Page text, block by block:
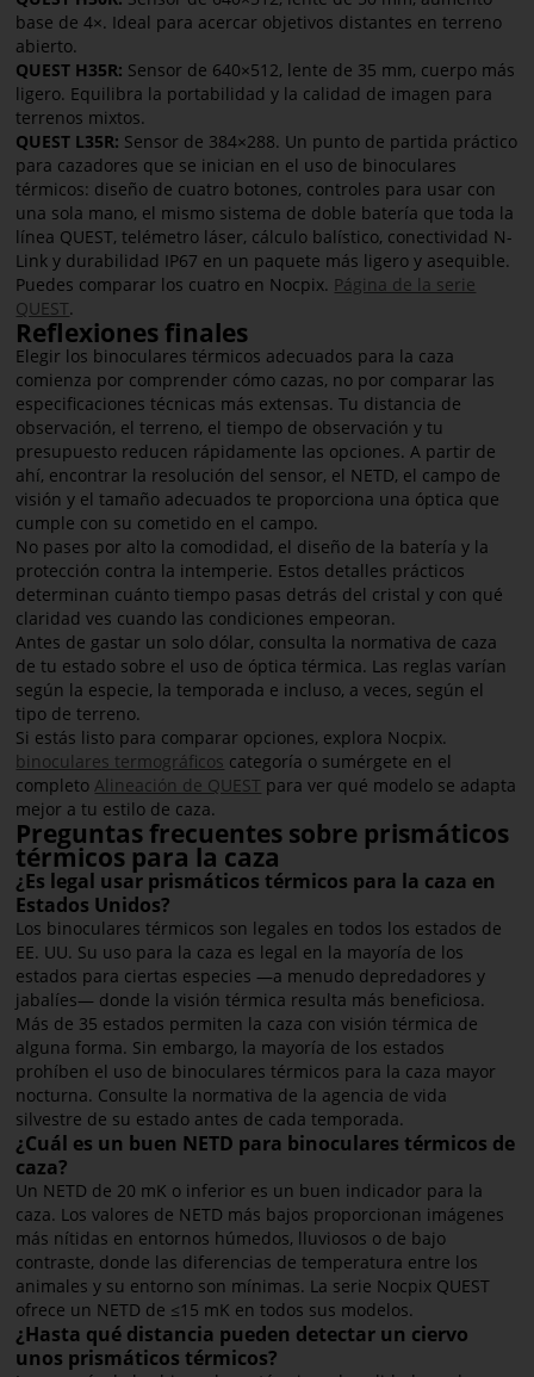
base de 4×. Ideal para acercar objetivos distantes en terreno
abierto.
QUEST H35R: Sensor de 640×512, lente de 35 mm, cuerpo más
ligero. Equilibra la portabilidad y la calidad de imagen para
terrenos mixtos.
QUEST L35R: Sensor de 384×288. Un punto de partida práctico
para cazadores que se inician en el uso de binoculares
térmicos: diseño de cuatro botones, controles para usar con
una sola mano, el mismo sistema de doble batería que toda la
línea QUEST, telémetro láser, cálculo balístico, conectividad N-
Link y durabilidad IP67 en un paquete más ligero y asequible.
Puedes comparar los cuatro en Nocpix. Página de la serie
QUEST.
Reflexiones finales
Elegir los binoculares térmicos adecuados para la caza
comienza por comprender cómo cazas, no por comparar las
especificaciones técnicas más extensas. Tu distancia de
observación, el terreno, el tiempo de observación y tu
presupuesto reducen rápidamente las opciones. A partir de
ahí, encontrar la resolución del sensor, el NETD, el campo de
visión y el tamaño adecuados te proporciona una óptica que
cumple con su cometido en el campo.
No pases por alto la comodidad, el diseño de la batería y la
protección contra la intemperie. Estos detalles prácticos
determinan cuánto tiempo pasas detrás del cristal y con qué
claridad ves cuando las condiciones empeoran.
Antes de gastar un solo dólar, consulta la normativa de caza
de tu estado sobre el uso de óptica térmica. Las reglas varían
según la especie, la temporada e incluso, a veces, según el
tipo de terreno.
Si estás listo para comparar opciones, explora Nocpix.
binoculares termográficos categoría o sumérgete en el
completoAlineación de QUEST para ver qué modelo se adapta
mejor a tu estilo de caza.
Preguntas frecuentes sobre prismáticos
térmicos para la caza
¿Es legal usar prismáticos térmicos para la caza en
Estados Unidos?
Los binoculares térmicos son legales en todos los estados de
EE. UU. Su uso para la caza es legal en la mayoría de los
estados para ciertas especies —a menudo depredadores y
jabalíes— donde la visión térmica resulta más beneficiosa.
Más de 35 estados permiten la caza con visión térmica de
alguna forma. Sin embargo, la mayoría de los estados
prohíben el uso de binoculares térmicos para la caza mayor
nocturna. Consulte la normativa de la agencia de vida
silvestre de su estado antes de cada temporada.
¿Cuál es un buen NETD para binoculares térmicos de
caza?
Un NETD de 20 mK o inferior es un buen indicador para la
caza. Los valores de NETD más bajos proporcionan imágenes
más nítidas en entornos húmedos, lluviosos o de bajo
contraste, donde las diferencias de temperatura entre los
animales y su entorno son mínimas. La serie Nocpix QUEST
ofrece un NETD de ≤15 mK en todos sus modelos.
¿Hasta qué distancia pueden detectar un ciervo
unos prismáticos térmicos?